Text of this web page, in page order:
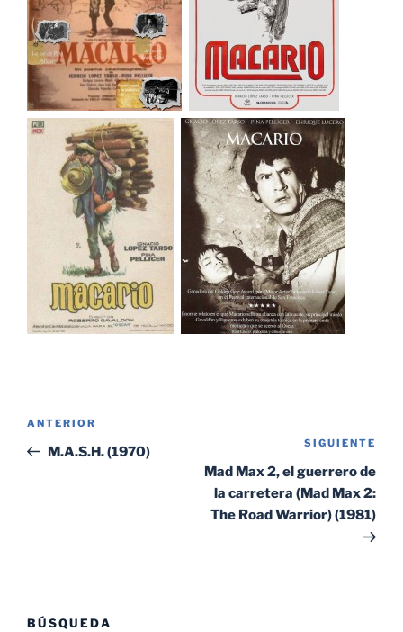
entradas
Entrada
anterior:
ANTERIOR
M.A.S.H. (1970)
SIGUIENTE
Mad Max 2, el guerrero de
la carretera (Mad Max 2:
The Road Warrior) (1981)
BÚSQUEDA